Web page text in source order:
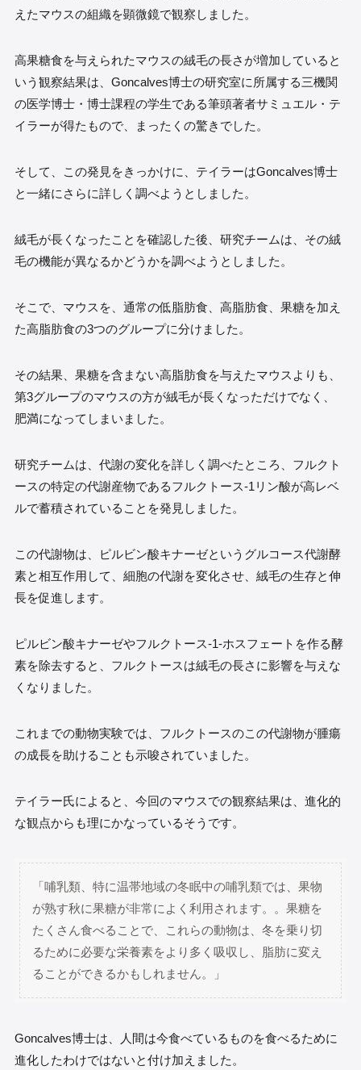
えたマウスの組織を顕微鏡で観察しました。
高果糖食を与えられたマウスの絨毛の長さが増加していると
いう観察結果は、Goncalves博士の研究室に所属する三機関
の医学博士・博士課程の学生である筆頭著者サミュエル・テ
イラーが得たもので、まったくの驚きでした。
そして、この発見をきっかけに、テイラーはGoncalves博士
と一緒にさらに詳しく調べようとしました。
絨毛が長くなったことを確認した後、研究チームは、その絨
毛の機能が異なるかどうかを調べようとしました。
そこで、マウスを、通常の低脂肪食、高脂肪食、果糖を加え
た高脂肪食の3つのグループに分けました。
その結果、果糖を含まない高脂肪食を与えたマウスよりも、
第3グループのマウスの方が絨毛が長くなっただけでなく、
肥満になってしまいました。
研究チームは、代謝の変化を詳しく調べたところ、フルクト
ースの特定の代謝産物であるフルクトース-1リン酸が高レベ
ルで蓄積されていることを発見しました。
この代謝物は、ピルビン酸キナーゼというグルコース代謝酵
素と相互作用して、細胞の代謝を変化させ、絨毛の生存と伸
長を促進します。
ピルビン酸キナーゼやフルクトース-1-ホスフェートを作る酵
素を除去すると、フルクトースは絨毛の長さに影響を与えな
くなりました。
これまでの動物実験では、フルクトースのこの代謝物が腫瘍
の成長を助けることも示唆されていました。
テイラー氏によると、今回のマウスでの観察結果は、進化的
な観点からも理にかなっているそうです。
「哺乳類、特に温帯地域の冬眠中の哺乳類では、果物
が熟す秋に果糖が非常によく利用されます。。果糖を
たくさん食べることで、これらの動物は、冬を乗り切
るために必要な栄養素をより多く吸収し、脂肪に変え
ることができるかもしれません。」
Goncalves博士は、人間は今食べているものを食べるために
進化したわけではないと付け加えました。